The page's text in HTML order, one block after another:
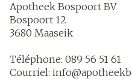
Apotheek Bospoort BV
Bospoort 12
3680 Maaseik
Téléphone: 089 56 51 61
Courriel: info@